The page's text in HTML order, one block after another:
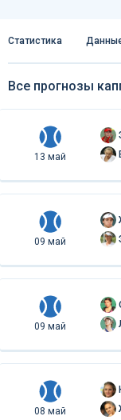
Статистика
Все прогнозы
13 май
09 май
09 май
08 май